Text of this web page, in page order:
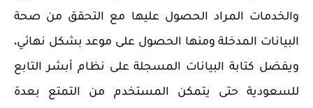
والخدمات المراد الحصول عليها مع التحقق من صحة
البيانات المدخلة ومنها الحصول على موعد بشكل نهائي،
ويفضل كتابة البيانات المسجلة على نظام أبشر التابع
للسعودية حتى يتمكن المستخدم من التمتع بعدة